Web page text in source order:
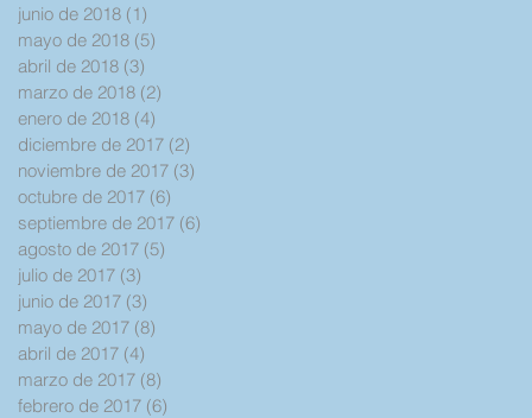
junio de 2018 (1)
mayo de 2018 (5)
abril de 2018 (3)
marzo de 2018 (2)
enero de 2018 (4)
diciembre de 2017 (2)
noviembre de 2017 (3)
octubre de 2017 (6)
septiembre de 2017 (6)
agosto de 2017 (5)
julio de 2017 (3)
junio de 2017 (3)
mayo de 2017 (8)
abril de 2017 (4)
marzo de 2017 (8)
febrero de 2017 (6)